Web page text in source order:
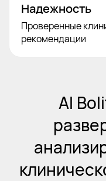
Надежность
Проверенные
рекомендации
AI